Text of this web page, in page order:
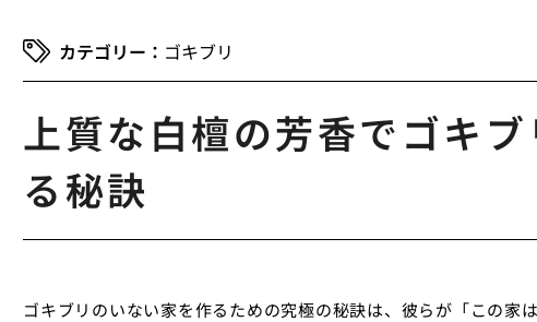
ゴキブリ
上質な白檀の芳香でゴキ
る秘訣
ゴキブリのいない家を作るための究極の秘訣は、彼らが「この家